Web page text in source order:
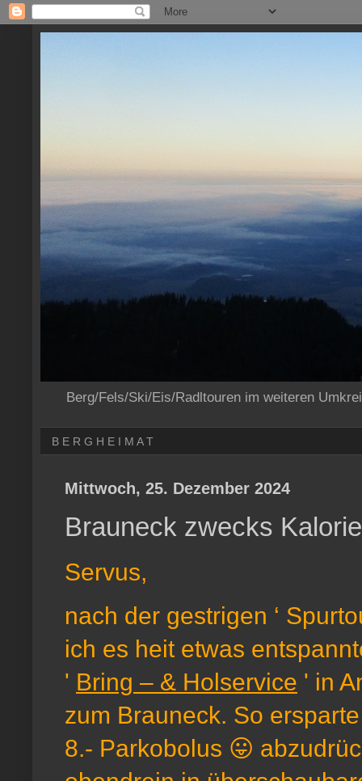
Berg/Fels/Ski/Eis/Radltouren im weiteren
B E R G H E I M A T
Mittwoch, 25. Dezember 2024
Brauneck zwecks
Servus,
nach der gestrigen ‘
ich es heit etwas
' Bring – & Holservice ' in
zum Brauneck. So
8.- Parkobolus 😛